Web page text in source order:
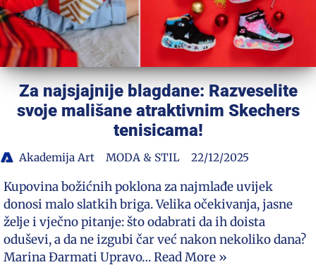
Za najsjajnije blagdane: Razveselite
svoje mališane atraktivnim Skechers
tenisicama!
Akademija Art MODA & STIL 22/12/2025
Kupovina božićnih poklona za najmlađe uvijek
donosi malo slatkih briga. Velika očekivanja, jasne
želje i vječno pitanje: što odabrati da ih doista
oduševi, a da ne izgubi čar već nakon nekoliko dana?
Marina Đarmati Upravo…Read More »